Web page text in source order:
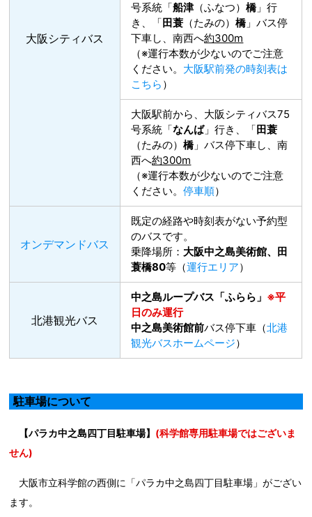
大阪シティバス
号系統「船津（ふなつ）橋 」行
き、「 田蓑 （たみの）橋 」バス停
下車し、南西へ約300m
（※運行本数が少ないのでご注意
ください。 大阪駅前発の時刻表は
こちら ）
大阪駅前から、大阪シティバス75
号系統「なんば」行き、「 田蓑
（たみの）橋 」バス停下車し、南
西へ約300m
（※運行本数が少ないのでご注意
ください。停車順）
オンデマンドバス
既定の経路や時刻表がない予約型
のバスです。
乗降場所： 大阪中之島美術館、田
蓑橋80等（運行エリア）
北港観光バス
中之島ループバス「ふらら」 ※平
日のみ運行
中之島美術館前バス停下車（北港
観光バスホームページ）
駐車場について
【パラカ中之島四丁目駐車場】 (科学館専用駐車場ではございま
せん)
大阪市立科学館の西側に「パラカ中之島四丁目駐車場」がござい
ます。